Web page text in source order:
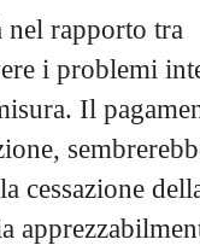
rapporto tra
i problemi
Il
cessazione